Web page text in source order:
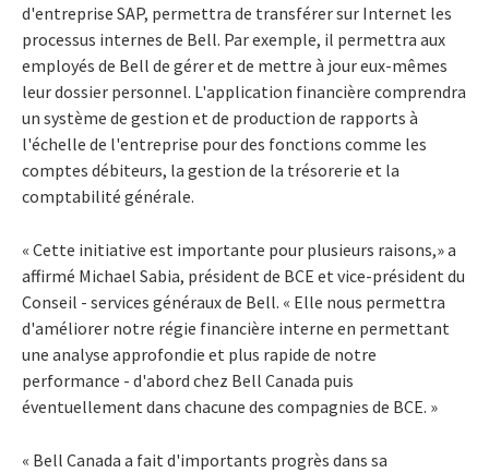
d'entreprise SAP, permettra de transférer sur Internet les
processus internes de Bell. Par exemple, il permettra aux
employés de Bell de gérer et de mettre à jour eux-mêmes
leur dossier personnel. L'application financière comprendra
un système de gestion et de production de rapports à
l'échelle de l'entreprise pour des fonctions comme les
comptes débiteurs, la gestion de la trésorerie et la
comptabilité générale.
« Cette initiative est importante pour plusieurs raisons,» a
affirmé Michael Sabia, président de BCE et vice-président du
Conseil - services généraux de Bell. « Elle nous permettra
d'améliorer notre régie financière interne en permettant
une analyse approfondie et plus rapide de notre
performance - d'abord chez Bell Canada puis
éventuellement dans chacune des compagnies de BCE. »
« Bell Canada a fait d'importants progrès dans sa